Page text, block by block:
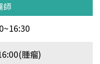
師
師
師
師
腫瘤)
師
師
腫瘤)
師
師
師
師
腫瘤)
師
腫瘤)
師
師
腫瘤)
師
師
師
師
師
腫瘤)
師
師
腫瘤)
師
師
師
師
師
師
師
師
師
師
師
腫瘤)